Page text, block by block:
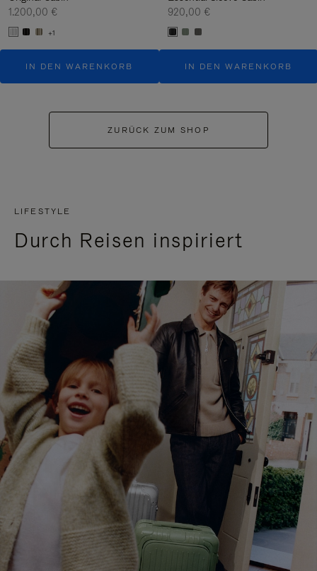
1.200,00 €
+1
IN DEN WARENKORB
920,00 €
IN DEN WARENKORB
ZURÜCK ZUM SHOP
LIFESTYLE
Durch Reisen inspiriert